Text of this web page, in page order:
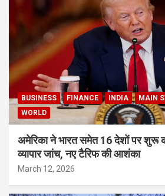
BUSINESS FINANCE INDIA MAIN
WORLD
अमेरिका ने भारत समेत 16 देशों पर
व्यापार जांच, नए टैरिफ की आशंका
March 12, 2026